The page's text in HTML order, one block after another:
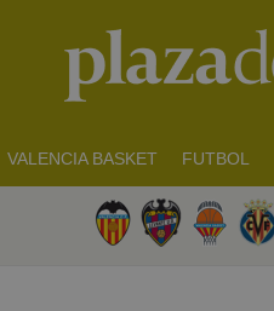
VALENCIA BASKET FUTBOL